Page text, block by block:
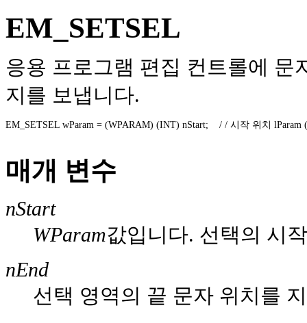
EM_SETSEL
응용 프로그램 편집 컨트롤에 문
지를 보냅니다.
EM_SETSEL wParam = (WPARAM) (INT) nStart;    / / 시작 위치
매개 변수
nStart
WParam값입니다. 선택의 시
nEnd
선택 영역의 끝 문자 위치를